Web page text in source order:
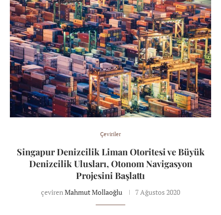
Çeviriler
Singapur Denizcilik Liman Otoritesi ve Büyük
Denizcilik Ulusları, Otonom Navigasyon
Projesini Başlattı
çevirenMahmut Mollaoğlu 7 Ağustos 2020